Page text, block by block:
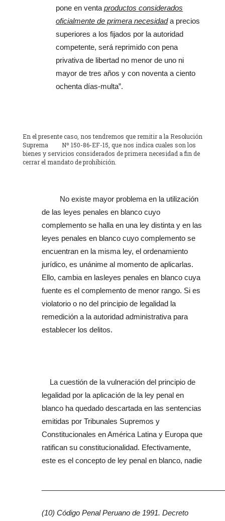
pone en ventaproductos considerados
oficialmente de primera necesidada precios
superiores a los fijados por la autoridad
competente, será reprimido con pena
privativa de libertad no menor de uno ni
mayor de tres años y con noventa a ciento
ochenta días-multa”.
En el presente caso, nos tendremos que remitir a la Resolución
Suprema Nº 150-86-EF-15, que nos indica cuales son los
bienes y servicios considerados de primera necesidad a fin de
cerrar el mandato de prohibición.
No existe mayor problema en la utilización
de las leyes penales en blanco cuyo
complemento se halla en una ley distinta y en las
leyes penales en blanco cuyo complemento se
encuentran en la misma ley, el ordenamiento
jurídico, es unánime al momento de aplicarlas.
Ello, cambia en lasleyes penales en blanco cuya
fuente es el complemento de menor rango. Si es
violatorio o no del principio de legalidad la
remedición a la autoridad administrativa para
establecer los delitos.
La cuestión de la vulneración del principio de
legalidad por la aplicación de la ley penal en
blanco ha quedado descartada en las sentencias
emitidas por Tribunales Supremos y
Constitucionales en América Latina y Europa que
ratifican su constitucionalidad. Efectivamente,
este es el concepto de ley penal en blanco, nadie
(10) Código Penal Peruano de 1991. Decreto